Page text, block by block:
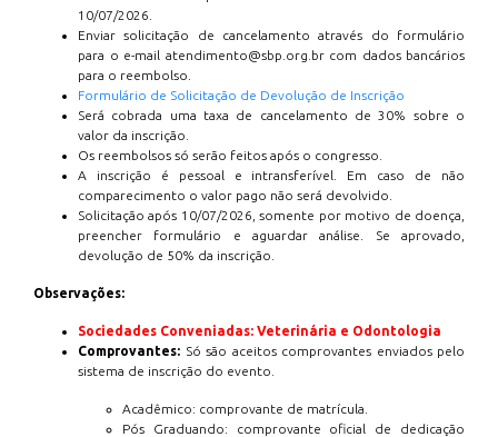
10/07/2026.
Enviar solicitação de cancelamento através do formulário
para o e-mail atendimento@sbp.org.br com dados bancários
para o reembolso.
Formulário de Solicitação de Devolução de Inscrição
Será cobrada uma taxa de cancelamento de 30% sobre o
valor da inscrição.
Os reembolsos só serão feitos após o congresso.
A inscrição é pessoal e intransferível. Em caso de não
comparecimento o valor pago não será devolvido.
Solicitação após 10/07/2026, somente por motivo de doença,
preencher formulário e aguardar análise. Se aprovado,
devolução de 50% da inscrição.
Observações:
Sociedades Conveniadas: Veterinária e Odontologia
Comprovantes: Só são aceitos comprovantes enviados pelo
sistema de inscrição do evento.
Acadêmico: comprovante de matrícula.
Pós Graduando: comprovante oficial de dedicação